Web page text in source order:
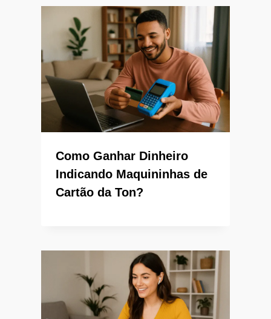
Como Ganhar Dinheiro
Indicando Maquininhas de
Cartão da Ton?